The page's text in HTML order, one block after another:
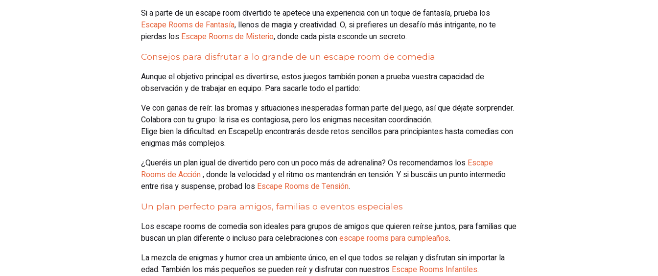
Si a parte de un escape room divertido te apetece una experiencia con un toque de fantasía, prueba los
Escape Rooms de Fantasía, llenos de magia y creatividad. O, si prefieres un desafío más intrigante, no te
pierdas los Escape Rooms de Misterio, donde cada pista esconde un secreto.
Consejos para disfrutar a lo grande de un escape room de comedia
Aunque el objetivo principal es divertirse, estos juegos también ponen a prueba vuestra capacidad de
observación y de trabajar en equipo. Para sacarle todo el partido:
Ve con ganas de reír: las bromas y situaciones inesperadas forman parte del juego, así que déjate sorprender.
Colabora con tu grupo: la risa es contagiosa, pero los enigmas necesitan coordinación.
Elige bien la dificultad: en EscapeUp encontrarás desde retos sencillos para principiantes hasta comedias con
enigmas más complejos.
¿Queréis un plan igual de divertido pero con un poco más de adrenalina? Os recomendamos los Escape
Rooms de Acción, donde la velocidad y el ritmo os mantendrán en tensión. Y si buscáis un punto intermedio
entre risa y suspense, probad los Escape Rooms de Tensión.
Un plan perfecto para amigos, familias o eventos especiales
Los escape rooms de comedia son ideales para grupos de amigos que quieren reírse juntos, para familias que
buscan un plan diferente o incluso para celebraciones conescape rooms para cumpleaños.
La mezcla de enigmas y humor crea un ambiente único, en el que todos se relajan y disfrutan sin importar la
edad. También los más pequeños se pueden reír y disfrutar con nuestros Escape Rooms Infantiles.